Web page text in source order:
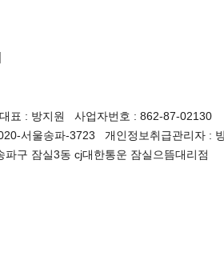
표 : 방지원 사업자번호 : 862-87-02130
서울송파-3723 개인정보취급관리자 :
파구 잠실3동 cj대한통운 잠실으뜸대리점